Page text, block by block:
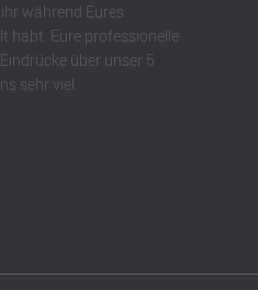
während Eures
habt. Eure professionelle
über unser 5
sehr viel.